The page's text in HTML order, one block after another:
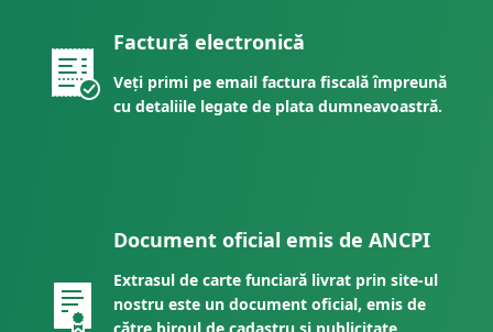
Factură electronică
Veți primi pe email factura fiscală împreună
cu detaliile legate de plata dumneavoastră.
Document oficial emis de ANCPI
Extrasul de carte funciară livrat prin site-ul
nostru este un document oficial, emis de
către biroul de cadastru și publicitate